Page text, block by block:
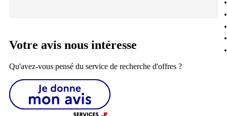
Votre avis nous intéresse
Qu'avez-vous pensé du service de recherche d'offres ?